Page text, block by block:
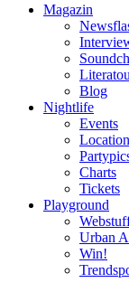
Magazin
Blog
Nightlife
Events
Charts
Tickets
Playground
Urban
Win!